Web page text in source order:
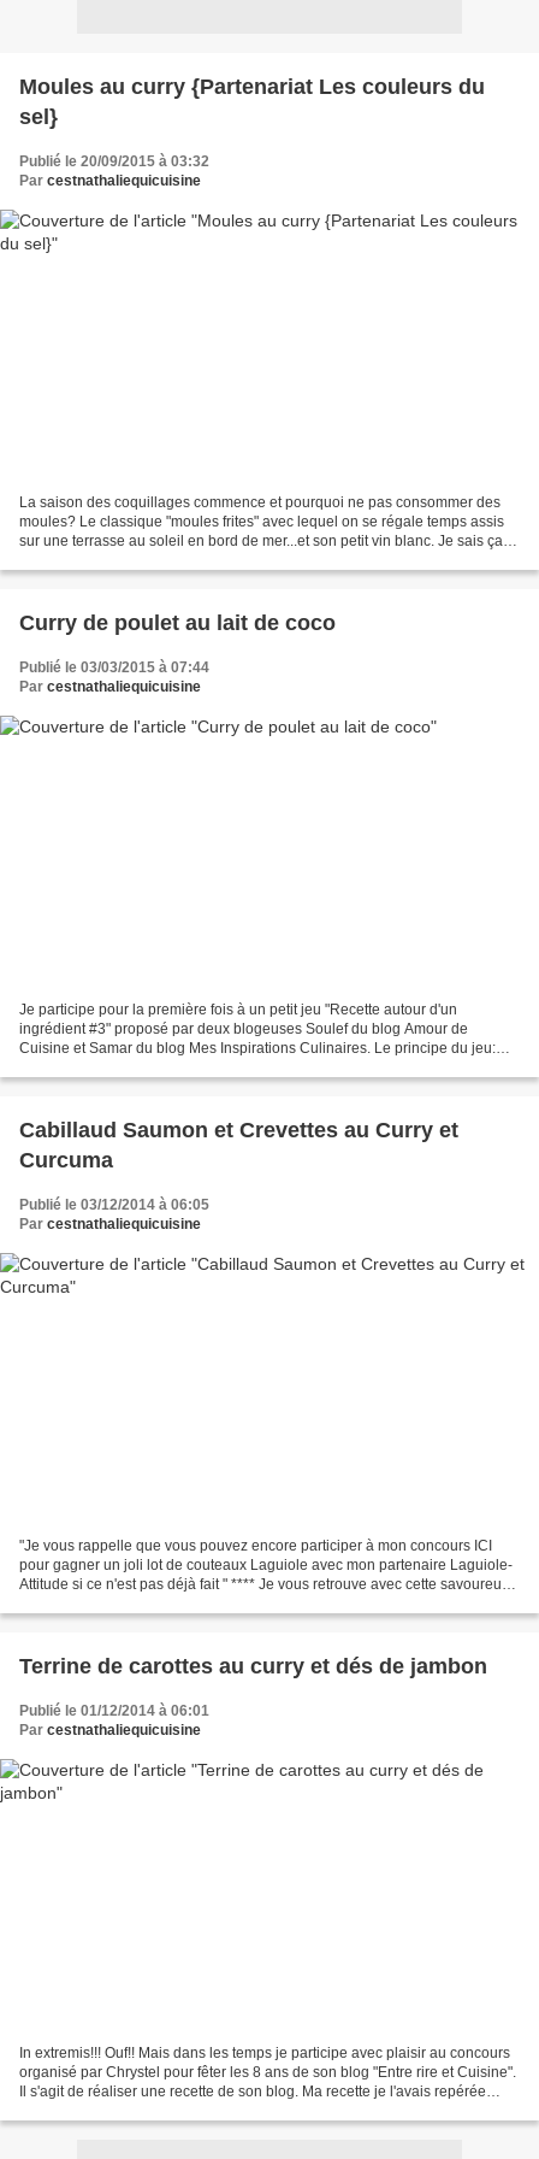
Moules au curry {Partenariat Les couleurs du
sel}
Publié le 20/09/2015 à 03:32
Par cestnathaliequicuisine
La saison des coquillages commence et pourquoi ne pas consommer des
moules? Le classique "moules frites" avec lequel on se régale temps assis
sur une terrasse au soleil en bord de mer...et son petit vin blanc. Je sais ça
Curry de poulet au lait de coco
Publié le 03/03/2015 à 07:44
Par cestnathaliequicuisine
Je participe pour la première fois à un petit jeu "Recette autour d'un
ingrédient #3" proposé par deux blogeuses Soulef du blog Amour de
Cuisine et Samar du blog Mes Inspirations Culinaires. Le principe du jeu:
Cabillaud Saumon et Crevettes au Curry et
Curcuma
Publié le 03/12/2014 à 06:05
Par cestnathaliequicuisine
"Je vous rappelle que vous pouvez encore participer à mon concours ICI
pour gagner un joli lot de couteaux Laguiole avec mon partenaire Laguiole-
Attitude si ce n'est pas déjà fait " **** Je vous retrouve avec cette savoureuse
Terrine de carottes au curry et dés de jambon
Publié le 01/12/2014 à 06:01
Par cestnathaliequicuisine
In extremis!!! Ouf!! Mais dans les temps je participe avec plaisir au concours
organisé par Chrystel pour fêter les 8 ans de son blog "Entre rire et Cuisine".
Il s'agit de réaliser une recette de son blog. Ma recette je l'avais repérée